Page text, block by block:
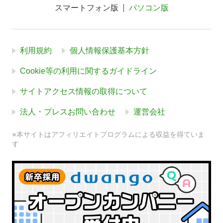
スマートフォン版 パソコン版
利用規約 個人情報保護基本方針
Cookie等の利用に関するガイドライン
サイトアクセス情報の取得について
法人・プレスお問い合わせ 運営会社
※本サイトはアフィリエイトプログラムによる収益を得ていま
す